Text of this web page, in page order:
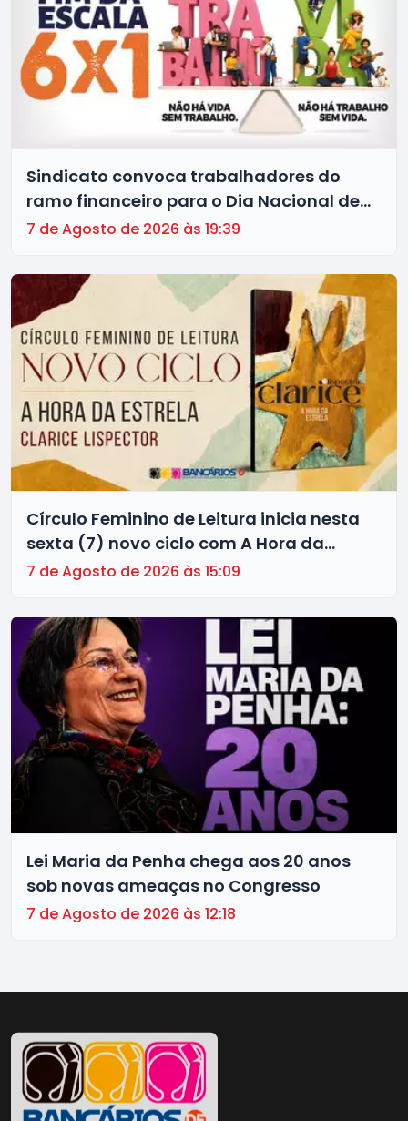
Sindicato convoca trabalhadores do
ramo financeiro para o Dia Nacional de
Luta pelo Fim da Escala 6x1 nesta
7 de Agosto de 2026 às 19:39
Círculo Feminino de Leitura inicia nesta
sexta (7) novo ciclo com A Hora da
Estrela
7 de Agosto de 2026 às 15:09
Lei Maria da Penha chega aos 20 anos
sob novas ameaças no Congresso
7 de Agosto de 2026 às 12:18